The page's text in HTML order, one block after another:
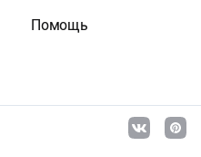
Помощь